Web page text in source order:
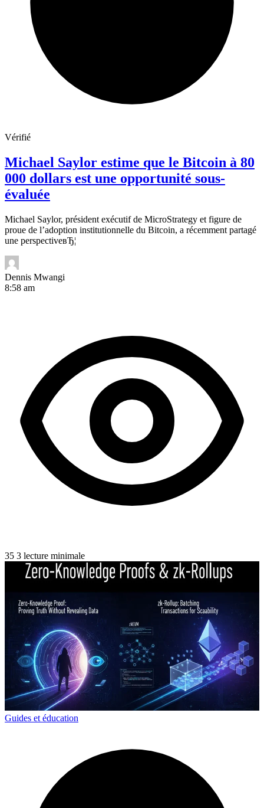
Vérifié
Michael Saylor estime que le Bitcoin à 80
000 dollars est une opportunité sous-
évaluée
Michael Saylor, président exécutif de MicroStrategy et figure de
proue de l’adoption institutionnelle du Bitcoin, a récemment partagé
une perspectiveвЂ¦
Dennis Mwangi
8:58 am
35 3 lecture minimale
Guides et éducation